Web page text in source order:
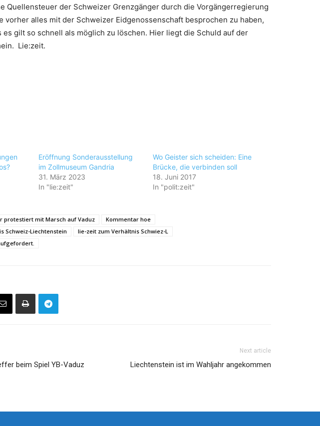
Quellensteuer der Schweizer Grenzgänger durch die Vorgängerregierung
vorher alles mit der Schweizer Eidgenossenschaft besprochen zu haben,
es gilt so schnell als möglich zu löschen. Hier liegt die Schuld auf der
Lie:zeit.
Eröffnung Sonderausstellung
im Zollmuseum Gandria
31. März 2023
In "lie:zeit"
Wo Geister sich scheiden: Eine
Brücke, die verbinden soll
18. Juni 2017
In "polit:zeit"
protestiert mit Marsch auf Vaduz
Kommentar hoe
Schweiz-Liechtenstein
lie-zeit zum Verhältnis Schwiez-L
beim Spiel YB-Vaduz
Next article
Liechtenstein ist im Wahljahr angekommen